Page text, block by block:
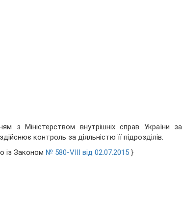
з Міністерством внутрішніх справ України
контроль за діяльністю її підрозділів.
із Законом № 580-VIII від 02.07.2015 }